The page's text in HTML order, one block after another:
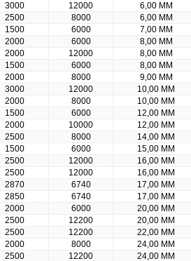
3000 12000 6,00 MM
2500 8000 6,00 MM
1500 6000 7,00 MM
2000 6000 8,00 MM
2000 12000 8,00 MM
1500 6000 8,00 MM
2000 8000 9,00 MM
3000 12000 10,00 MM
2000 8000 10,00 MM
1500 6000 12,00 MM
2000 10000 12,00 MM
2500 8000 14,00 MM
1500 6000 15,00 MM
2500 12000 16,00 MM
2500 12000 16,00 MM
2870 6740 17,00 MM
2850 6740 17,00 MM
2000 6000 20,00 MM
2500 12200 20,00 MM
2500 12200 22,00 MM
2000 8000 24,00 MM
2500 12200 24,00 MM